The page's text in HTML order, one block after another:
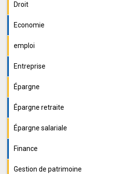
Droit
Economie
emploi
Entreprise
Épargne
Épargne retraite
Épargne salariale
Finance
Gestion de patrimoine